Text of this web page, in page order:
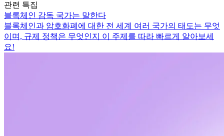
관련 특집
블록체인 감독 국가는 말한다
블록체인과 암호화폐에 대한 전 세계 여러 국가의 태도는 무엇
이며, 규제 정책은 무엇인지 이 주제를 따라 빠르게 알아보세
요!